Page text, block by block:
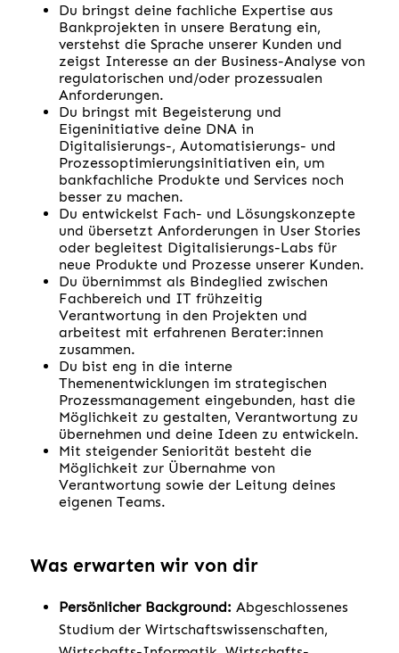
Du bringst deine fachliche Expertise aus
Bankprojekten in unsere Beratung ein,
verstehst die Sprache unserer Kunden und
zeigst Interesse an der Business-Analyse von
regulatorischen und/oder prozessualen
Anforderungen.
Du bringst mit Begeisterung und
Eigeninitiative deine DNA in
Digitalisierungs-, Automatisierungs- und
Prozessoptimierungsinitiativen ein, um
bankfachliche Produkte und Services noch
besser zu machen.
Du entwickelst Fach- und Lösungskonzepte
und übersetzt Anforderungen in User Stories
oder begleitest Digitalisierungs-Labs für
neue Produkte und Prozesse unserer Kunden.
Du übernimmst als Bindeglied zwischen
Fachbereich und IT frühzeitig
Verantwortung in den Projekten und
arbeitest mit erfahrenen Berater:innen
zusammen.
Du bist eng in die interne
Themenentwicklungen im strategischen
Prozessmanagement eingebunden, hast die
Möglichkeit zu gestalten, Verantwortung zu
übernehmen und deine Ideen zu entwickeln.
Mit steigender Seniorität besteht die
Möglichkeit zur Übernahme von
Verantwortung sowie der Leitung deines
eigenen Teams.
Was erwarten wir von dir
Persönlicher Background: Abgeschlossenes
Studium der Wirtschaftswissenschaften,